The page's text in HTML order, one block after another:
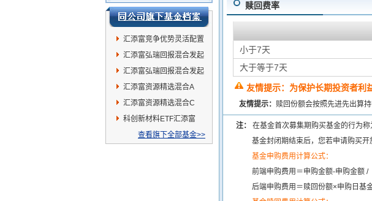
汇添富竞争优势灵活配置
混合
汇添富弘瑞回报混合发起
式C
汇添富弘瑞回报混合发起
式A
汇添富资源精选混合A
汇添富资源精选混合C
科创新材料ETF汇添富
查看旗下全部基金>>
赎回费率
小于7天
大于等于7天
友情提示：为保护长期投资者利
友情提示： 赎回份额会按照先进先出算
注： 在基金首次募集期购买基金的行为
基金封闭期结束后，您若申请购买开
基金申购费用计算公式：
前端申购费用＝申购金额-申购金额 /
后端申购费用＝赎回份额×申购日基